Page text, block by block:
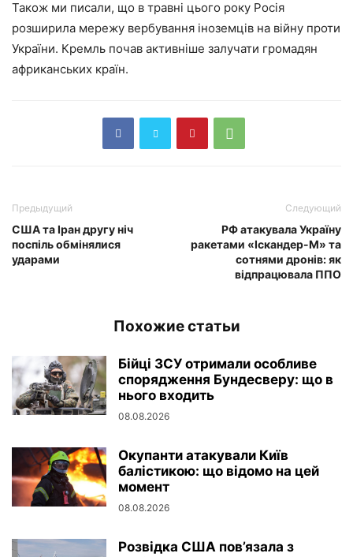
Також ми писали, що в травні цього року Росія
розширила мережу вербування іноземців на війну проти
України. Кремль почав активніше залучати громадян
африканських країн.
Предыдущий
США та Іран другу ніч
поспіль обмінялися
ударами
Следующий
РФ атакувала Україну
ракетами «Іскандер-М» та
сотнями дронів: як
відпрацювала ППО
Похожие статьи
Бійці ЗСУ отримали особливе
спорядження Бундесверу: що в
нього входить
08.08.2026
Окупанти атакували Київ
балістикою: що відомо на цей
момент
08.08.2026
Розвідка США пов’язала з